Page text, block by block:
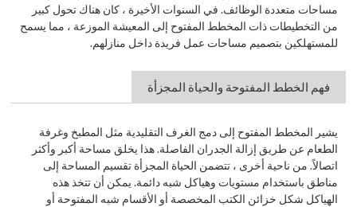
مساحات متعددة الوظائف. في السنوات الأخيرة ، كان هناك تحول كبير
من التخطيطات ذات المخطط المفتوح إلى المعيشة الموزعة ، مما يسمح
للمستهلكين بتصميم مساحات عمل فريدة داخل منازلهم.
فهم الخطط المفتوحة والحياة المجزأة
يشير المخطط المفتوح إلى دمج الغرف التقليدية مثل المطبخ وغرفة
الطعام عن طريق إزالة الجدران الفاصلة. هذا يخلق مساحة أكبر وأكثر
اتصالاً. من ناحية أخرى ، تتضمن الحياة المجزأة تقسيم المساحة إلى
مناطق باستخدام مستويات وهياكل شبه دائمة. يمكن أن تتخذ هذه
الهياكل شكل خزائن الكتب المخصصة أو الأقسام شبه المفتوحة أو